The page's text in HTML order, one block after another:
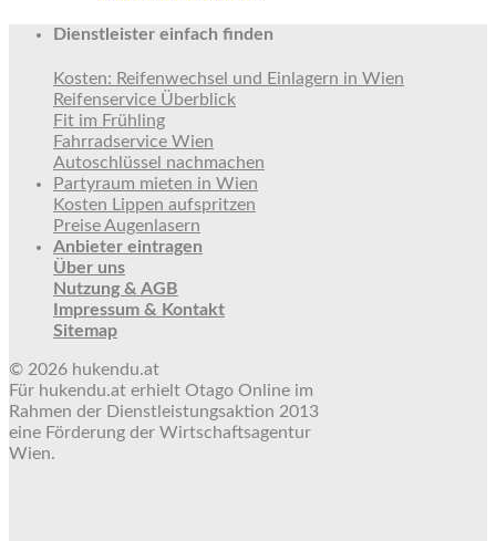
Dienstleister einfach finden
Kosten: Reifenwechsel und Einlagern in Wien
Reifenservice Überblick
Fit im Frühling
Fahrradservice Wien
Autoschlüssel nachmachen
Partyraum mieten in Wien
Kosten Lippen aufspritzen
Preise Augenlasern
Anbieter eintragen
Über uns
Nutzung & AGB
Impressum & Kontakt
Sitemap
© 2026 hukendu.at
Für hukendu.at erhielt Otago Online im
Rahmen der Dienstleistungsaktion 2013
eine Förderung der Wirtschaftsagentur
Wien.